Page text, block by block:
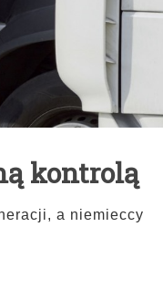
kontrolą
a niemieccy
Tydzień 42/2019
THB 0.1129